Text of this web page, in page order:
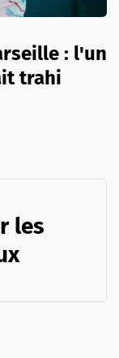
: l'un
trahi
les